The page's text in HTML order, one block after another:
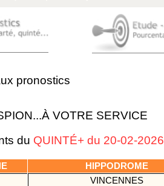
pronostics
VOTRE SERVICE
du QUINTÉ+ du 20-02-2026
HIPPODROME
VINCENNES